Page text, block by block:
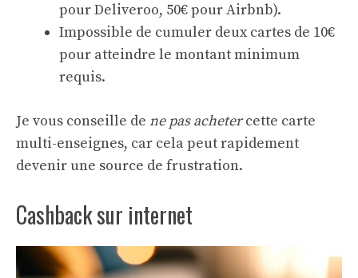
pour Deliveroo, 50€ pour Airbnb).
Impossible de cumuler deux cartes de 10€
pour atteindre le montant minimum
requis.
Je vous conseille de ne pas achetercette carte
multi-enseignes, car cela peut rapidement
devenir une source de frustration.
Cashback sur internet